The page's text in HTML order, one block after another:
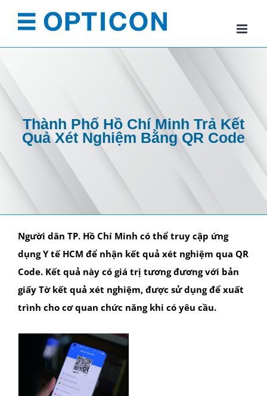
content
Thành Phố Hồ Chí Minh Trả Kết
Quả Xét Nghiệm Bằng QR Code
Người dân TP. Hồ Chí Minh có thể truy cập ứng
dụng Y tế HCM để nhận kết quả xét nghiệm qua QR
Code. Kết quả này có giá trị tương đương với bản
giấy Tờ kết quả xét nghiệm, được sử dụng để xuất
trình cho cơ quan chức năng khi có yêu cầu.